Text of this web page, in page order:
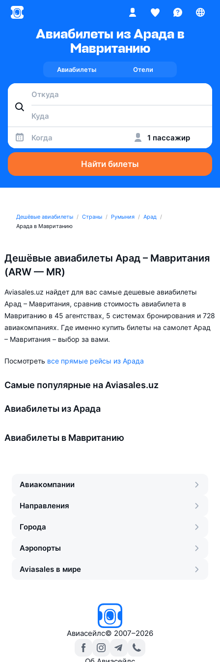
Авиабилеты из Арада в
Мавританию
Авиабилеты Отели
Когда 1 пассажир
Найти билеты
Дешёвые авиабилеты Страны Румыния
Арад
Арада в Мавританию
Дешёвые авиабилеты Арад – Мавритания
(ARW — MR)
Aviasales.uz найдет для вас самые дешевые авиабилеты
Арад – Мавритания, сравнив стоимость авиабилета в
Мавританию в 45 агентствах, 5 системах бронирования и 728
авиакомпаниях. Где именно купить билеты на самолет Арад
– Мавритания – выбор за вами.
Посмотреть все прямые рейсы из Арада
Самые популярные на Aviasales.uz
Авиабилеты из Арада
Авиабилеты в Мавританию
Авиакомпании
Направления
Города
Аэропорты
Aviasales в мире
Авиасейлс© 2007–2026